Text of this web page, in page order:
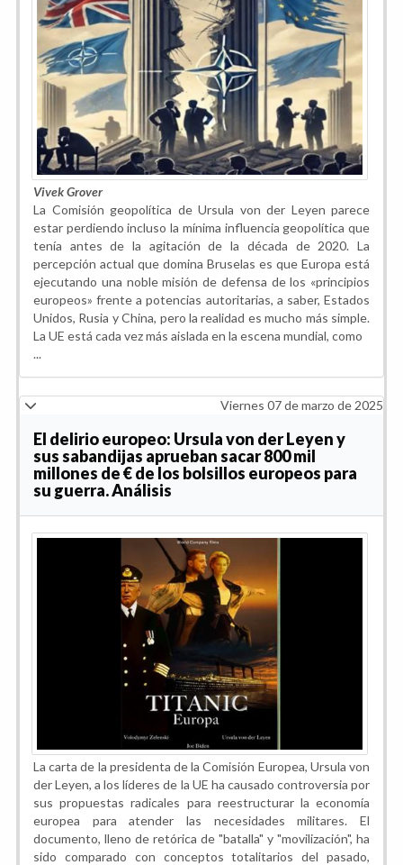
Vivek Grover
La Comisión geopolítica de Ursula von der Leyen parece
estar perdiendo incluso la mínima influencia geopolítica que
tenía antes de la agitación de la década de 2020. La
percepción actual que domina Bruselas es que Europa está
ejecutando una noble misión de defensa de los «principios
europeos» frente a potencias autoritarias, a saber, Estados
Unidos, Rusia y China, pero la realidad es mucho más simple.
La UE está cada vez más aislada en la escena mundial, como
...
Viernes 07 de marzo de 2025
El delirio europeo: Ursula von der Leyen y
sus sabandijas aprueban sacar 800 mil
millones de € de los bolsillos europeos para
su guerra. Análisis
La carta de la presidenta de la Comisión Europea, Ursula von
der Leyen, a los líderes de la UE ha causado controversia por
sus propuestas radicales para reestructurar la economía
europea para atender las necesidades militares. El
documento, lleno de retórica de "batalla" y "movilización", ha
sido comparado con conceptos totalitarios del pasado,